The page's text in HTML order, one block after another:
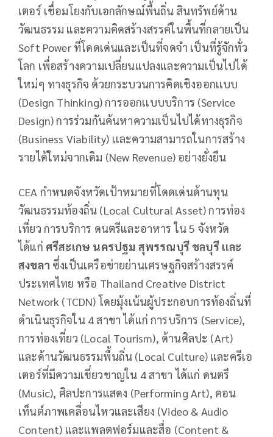
เตอร์ เชื่อมโยงกับเอกลักษณ์พื้นถิ่น สินทรัพย์ด้าน
วัฒนธรรม และความคิดสร้างสรรค์ในพื้นที่กลายเป็น
Soft Power ที่โดดเด่นและเป็นที่จดจำ เป็นที่รู้จักทั่ว
โลก เพื่อสร้างความเปลี่ยนแปลงและความเป็นไปได้
ใหม่ๆ ทางธุรกิจ ด้วยกระบวนการคิดเชิงออกเเบบ
(Design Thinking) การออกเเบบบริการ (Service
Design) การร่วมกันค้นหาความเป็นไปได้ทางธุรกิจ
(Business Viability) เเละความสามารถในการสร้าง
รายได้ใหม่จากเดิม (New Revenue) อย่างยั่งยืน
CEA กำหนดจังหวัดเป้าหมายที่โดดเด่นด้านทุน
วัฒนธรรมท้องถิ่น (Local Cultural Asset) การท่อง
เที่ยว การบริการ ดนตรีและอาหาร ใน 5 จังหวัด
ได้แก่ ศรีสะเกษ นครปฐม สุพรรณบุรี ชลบุรี เเละ
สงขลา ซึ่งเป็นเครือข่ายย่านเศรษฐกิจสร้างสรรค์
ประเทศไทย หรือ Thailand Creative District
Network (TCDN) โดยมุ้งเน้นผู้ประกอบการท้องถิ่นที่
ดำเนินธุรกิจใน 4 สาขา ได้แก่ การบริการ (Service),
การท่องเที่ยว (Local Tourism), ด้านศิลปะ (Art)
และด้านวัฒนธรรมพื้นถิ่น (Local Culture) และครีเอ
เตอร์ที่มีความเชี่ยวชาญใน 4 สาขา ได้แก่ ดนตรี
(Music), ศิลปะการแสดง (Performing Art), คอน
เท็นต์ภาพเคลื่อนไหวและเสียง (Video & Audio
Content) และแพลตฟอร์มและสื่อ (Content &